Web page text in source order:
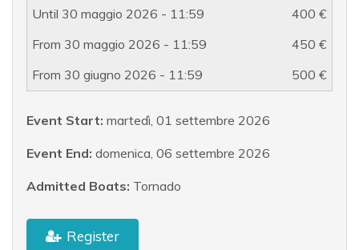
400 €
450 €
500 €
Event Start:martedì, 01 settembre 2026
Event End:domenica, 06 settembre 2026
Admitted Boats: Tornado
Register